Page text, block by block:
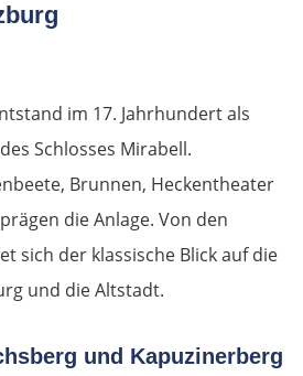
im 17. Jahrhundert als
Schlosses Mirabell.
Brunnen, Heckentheater
die Anlage. Von den
sich der klassische Blick auf die
und die Altstadt.
und Kapuzinerberg